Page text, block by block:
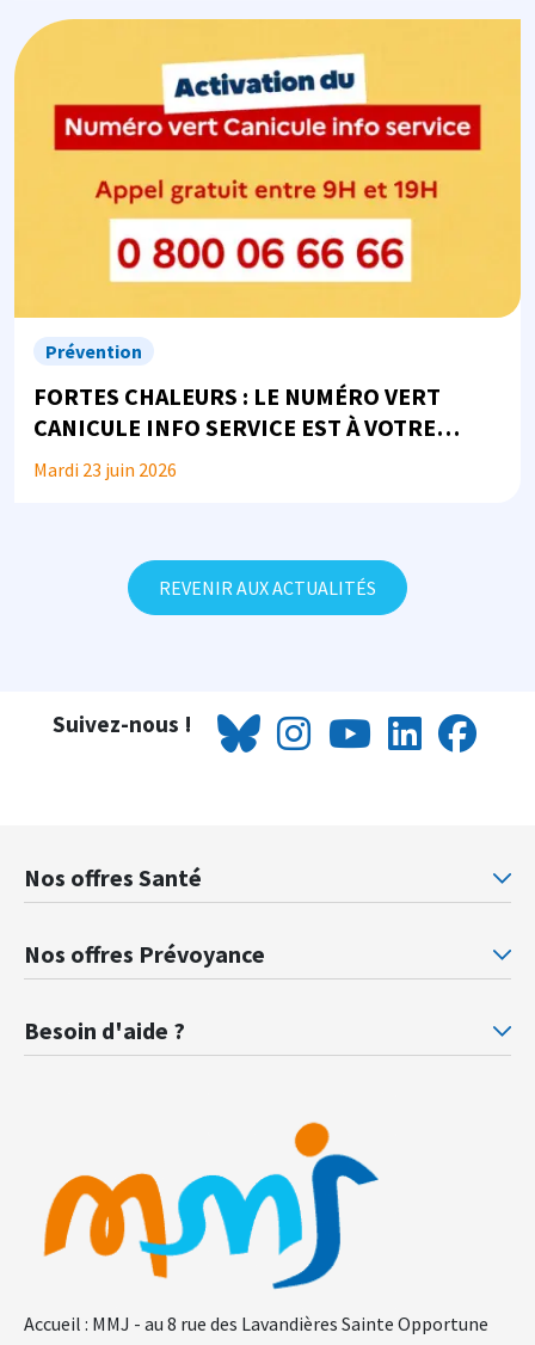
Image
Prévention
FORTES CHALEURS : LE NUMÉRO VERT
CANICULE INFO SERVICE EST À VOTRE
DISPOSITION
Mardi 23 juin 2026
REVENIR AUX ACTUALITÉS
Suivez-nous !
Accueil : MMJ - au 8 rue des Lavandières Sainte Opportune
Nos offres Santé
Mutuelle santé Retraités justice
Nos offres Prévoyance
Besoin d'aide ?